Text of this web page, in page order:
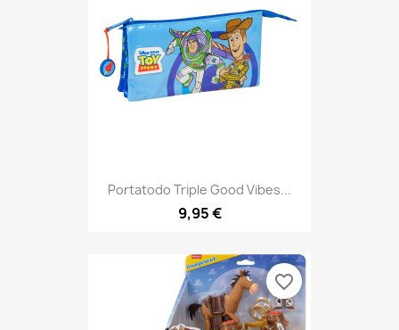
Portatodo Triple Good Vibes...
9,95 €
favorite_border